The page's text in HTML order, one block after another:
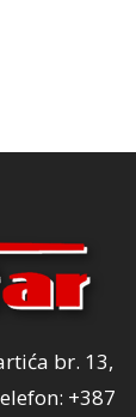
br. 13,
+387